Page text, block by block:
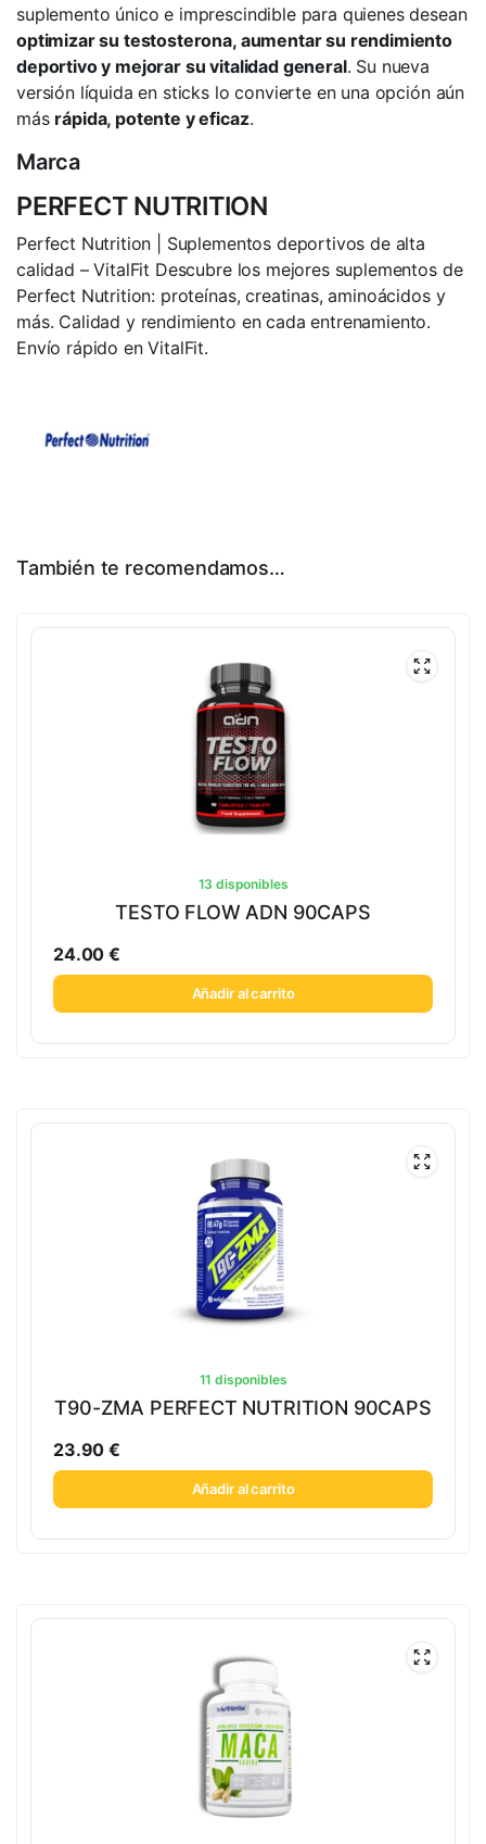
suplemento único e imprescindible para quienes desean
optimizar su testosterona, aumentar su rendimiento
deportivo y mejorar su vitalidad general. Su nueva
versión líquida en sticks lo convierte en una opción aún
más rápida, potente y eficaz.
Marca
PERFECT NUTRITION
Perfect Nutrition | Suplementos deportivos de alta
calidad – VitalFit Descubre los mejores suplementos de
Perfect Nutrition: proteínas, creatinas, aminoácidos y
más. Calidad y rendimiento en cada entrenamiento.
Envío rápido en VitalFit.
También te recomendamos…
13 disponibles
TESTO FLOW ADN 90CAPS
24.00€
Añadir al carrito
11 disponibles
T90-ZMA PERFECT NUTRITION 90CAPS
23.90€
Añadir al carrito